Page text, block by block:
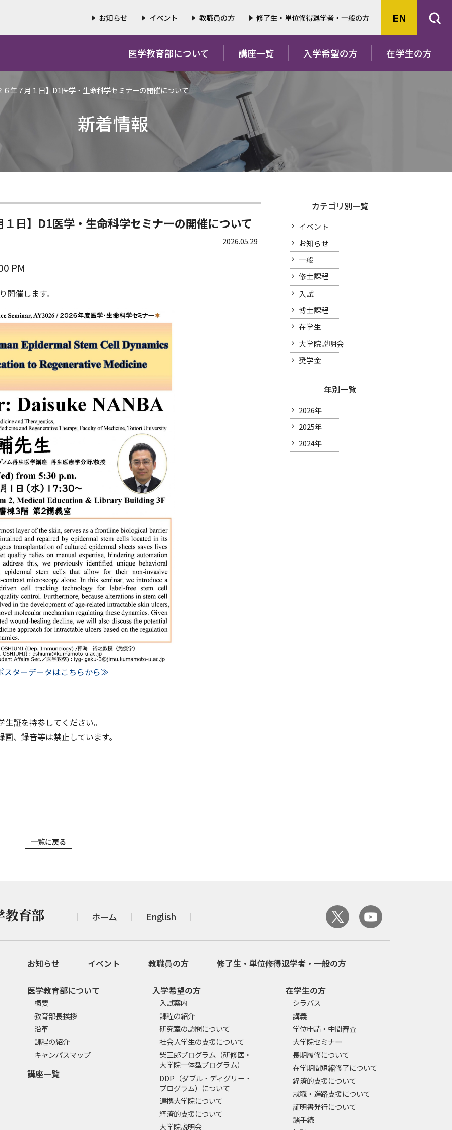
お知らせ イベント 教職員の方 修了生・単位修得退学者・一般の方 EN
医学教育部について 講座一覧 入学希望の方 在学生の方
年７月１日】D1医学・生命科学セミナーの開催について
新着情報
日】D1医学・生命科学セミナーの開催について
2026.05.29
PM
催します。
ターデータはこちらから≫
証を持参してください。
、録音等は禁止しています。
一覧に戻る
カテゴリ別一覧
イベント
お知らせ
一般
修士課程
入試
博士課程
在学生
大学院説明会
奨学金
年別一覧
2026年
2025年
2024年
ホーム English
お知らせ イベント 教職員の方 修了生・単位修得退学者・一般の方
医学教育部について
概要
教育部長挨拶
沿革
課程の紹介
キャンパスマップ
講座一覧
入学希望の方
入試案内
課程の紹介
研究室の訪問について
社会人学生の支援について
柴三郎プログラム（研修医・
大学院一体型プログラム）
DDP（ダブル・ディグリー・
プログラム）について
連携大学院について
経済的支援について
大学院説明会
在学生の方
シラバス
講義
学位申請・中間審査
大学院セミナー
長期履修について
在学期間短縮修了について
経済的支援について
就職・進路支援について
証明書発行について
諸手続